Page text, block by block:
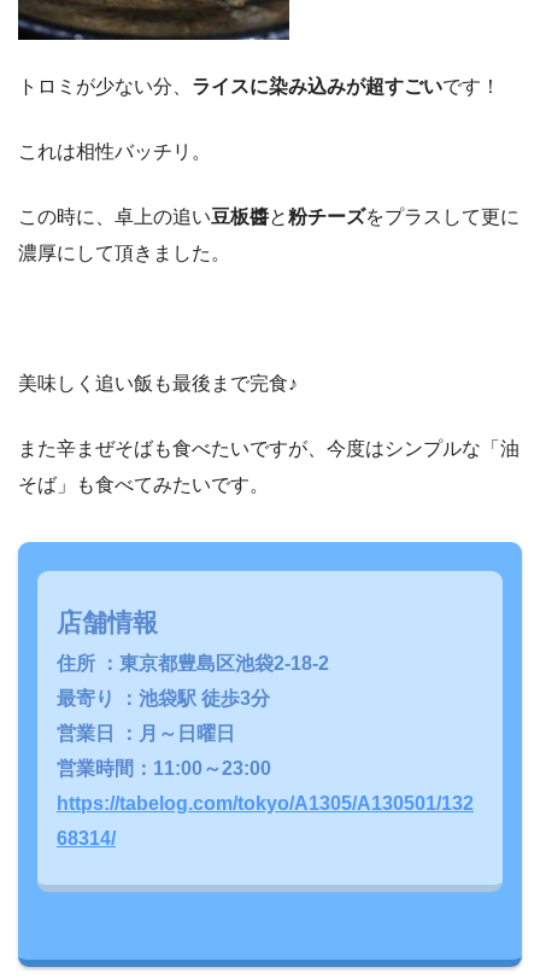
トロミが少ない分、 ライスに染み込みが超すごいです！
これは相性バッチリ。
この時に、卓上の追い豆板醬と粉チーズをプラスして更に
濃厚にして頂きました。
美味しく追い飯も最後まで完食♪
また辛まぜそばも食べたいですが、今度はシンプルな「油
そば」も食べてみたいです。
店舗情報
住所 ：東京都豊島区池袋2-18-2
最寄り ：池袋駅 徒歩3分
営業日 ：月～日曜日
営業時間：11:00～23:00
https://tabelog.com/tokyo/A1305/A130501/132
68314/